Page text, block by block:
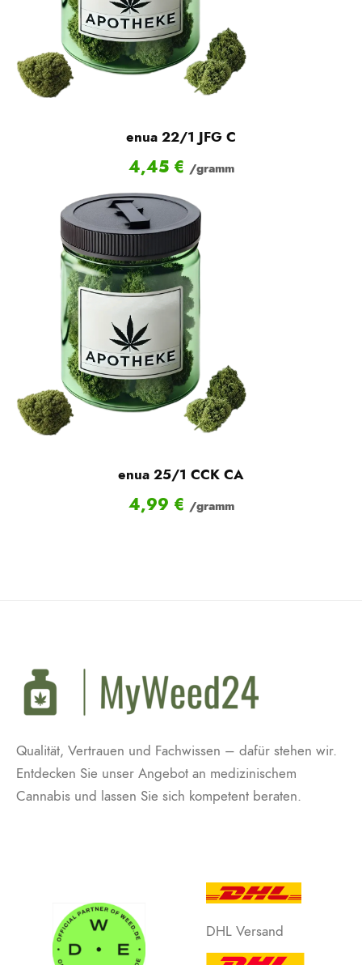
enua 22/1 JFG C
4,45 € /gramm
enua 25/1 CCK CA
4,99 € /gramm
Qualität, Vertrauen und Fachwissen – dafür stehen wir.
Entdecken Sie unser Angebot an medizinischem
Cannabis und lassen Sie sich kompetent beraten.
DHL Versand